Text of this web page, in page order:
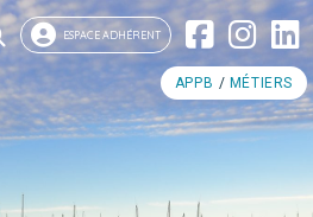
ESPACE ADHÉRENT
APPB MÉTIERS